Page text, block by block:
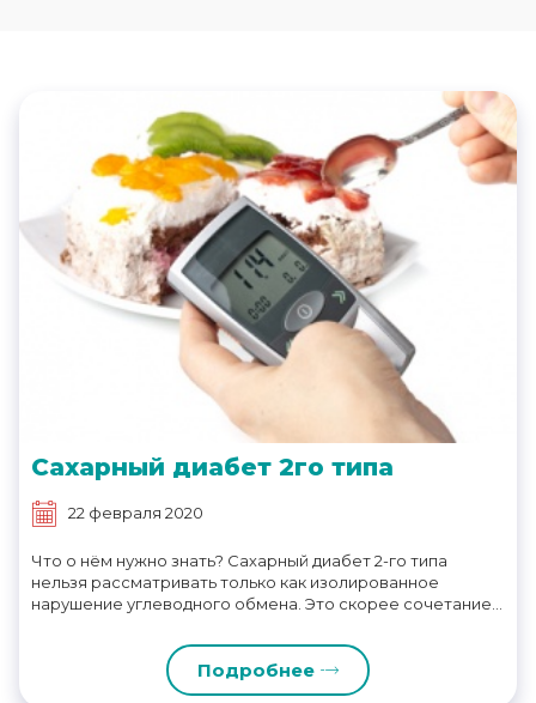
Сахарный диабет 2го типа
22 февраля 2020
Что о нём нужно знать? Сахарный диабет 2-го типа
нельзя рассматривать только как изолированное
нарушение углеводного обмена. Это скорее сочетание...
Подробнее